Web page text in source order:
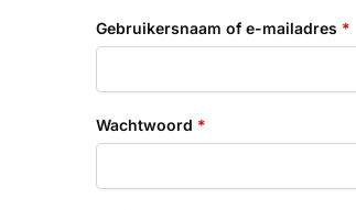
Gebruikersnaam of e-mailadres *
Wachtwoord *